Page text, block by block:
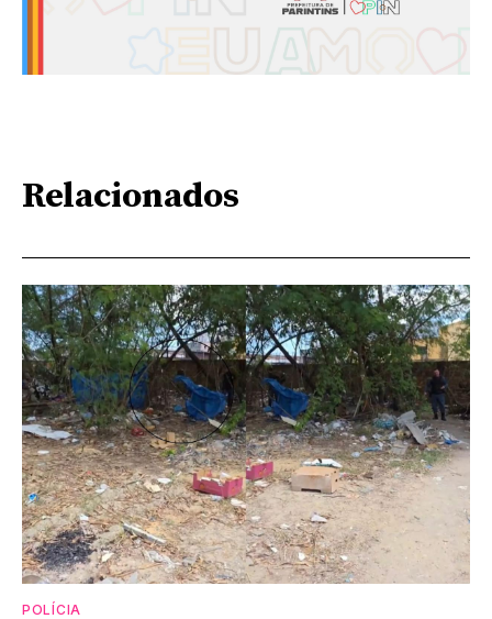
Relacionados
POLÍCIA